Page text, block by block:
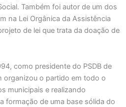
Também foi autor de um dos
na Lei Orgânica da Assistência
de lei que trata da doação de
como presidente do PSDB de
organizou o partido em todo o
municipais e realizando
formação de uma base sólida do